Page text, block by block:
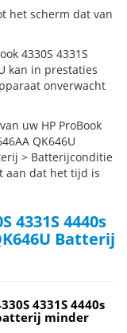
het scherm dat van
4330S 4331S
kan in prestaties
onverwacht
uw HP ProBook
QK646U
> Batterijconditie
aan dat het tijd is
4331S 4440s
Batterij
4331S 4440s
batterij minder